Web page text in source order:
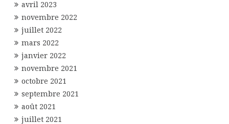
avril 2023
novembre 2022
juillet 2022
mars 2022
janvier 2022
novembre 2021
octobre 2021
septembre 2021
août 2021
juillet 2021